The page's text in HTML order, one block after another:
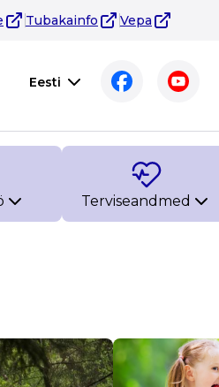
Tubakainfo Vepa
Eesti
Terviseandmed